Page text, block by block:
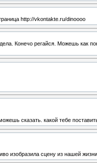
http://vkontakte.ru/dinoooo
Конечо регайся. Можешь как
сказать. какой тебе
изобразила сцену из нашей